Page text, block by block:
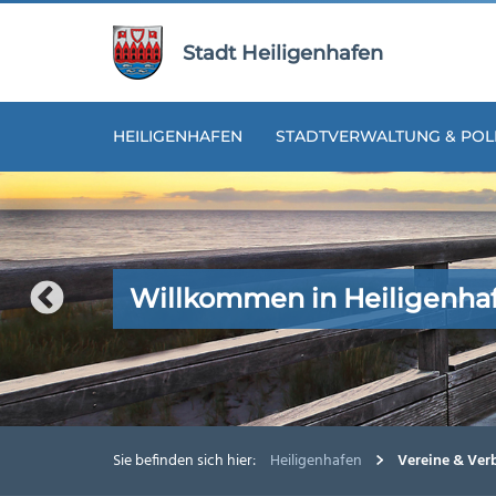
Stadt Heiligenhafen
HEILIGENHAFEN STADTVERWALTUNG &
Willkommen in
Willkommen in
Willkommen in
Willkommen in
Willkommen in
Sie befinden sich hier: Heiligenhafen Vereine &